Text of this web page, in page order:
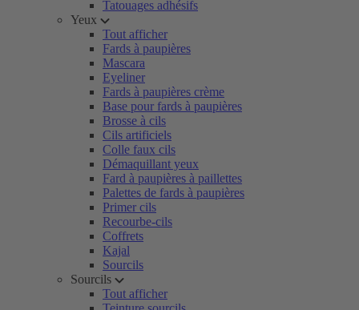
Tatouages adhésifs
Yeux
Tout afficher
Fards à paupières
Mascara
Eyeliner
Fards à paupières crème
Base pour fards à paupières
Brosse à cils
Cils artificiels
Colle faux cils
Démaquillant yeux
Fard à paupières à paillettes
Palettes de fards à paupières
Primer cils
Recourbe-cils
Coffrets
Kajal
Sourcils
Sourcils
Tout afficher